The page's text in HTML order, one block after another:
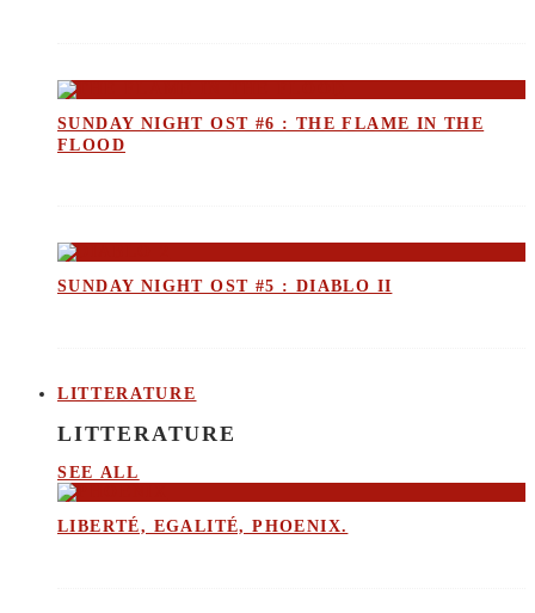
SUNDAY NIGHT OST #6 : THE FLAME IN THE
FLOOD
SUNDAY NIGHT OST #5 : DIABLO II
LITTERATURE
LITTERATURE
SEE ALL
LIBERTÉ, EGALITÉ, PHOENIX.